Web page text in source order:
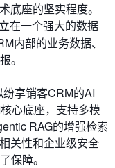
底座的坚实程度。
在一个强大的数据
内部的业务数据、
。
享销客CRM的AI
心底座，支持多模
RAG的增强检索
关性和企业级安全
保障。